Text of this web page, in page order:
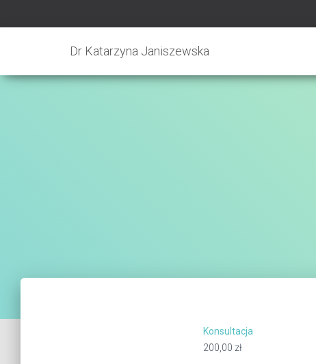
Dr Katarzyna Janiszewska
Konsultacja
200,00 zł